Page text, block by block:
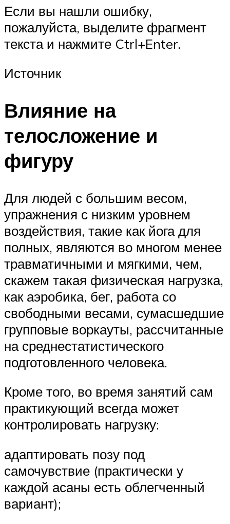
Если вы нашли ошибку,
пожалуйста, выделите фрагмент
текста и нажмите Ctrl+Enter.
Источник
Влияние на
телосложение и
фигуру
Для людей с большим весом,
упражнения с низким уровнем
воздействия, такие как йога для
полных, являются во многом менее
травматичными и мягкими, чем,
скажем такая физическая нагрузка,
как аэробика, бег, работа со
свободными весами, сумасшедшие
групповые воркауты, рассчитанные
на среднестатистического
подготовленного человека.
Кроме того, во время занятий сам
практикующий всегда может
контролировать нагрузку:
адаптировать позу под
самочувствие (практически у
каждой асаны есть облегченный
вариант);